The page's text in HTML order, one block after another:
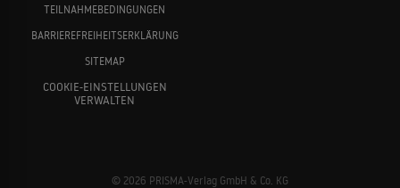
TEILNAHMEBEDINGUNGEN
BARRIEREFREIHEITSERKLÄRUNG
SITEMAP
COOKIE-EINSTELLUNGEN
VERWALTEN
© 2026 PRISMA-Verlag GmbH & Co. KG